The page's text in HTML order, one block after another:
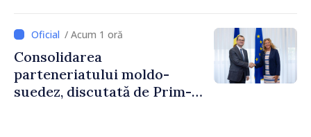
/ Acum 1 oră
Consolidarea
parteneriatului moldo-
suedez, discutată de Prim-